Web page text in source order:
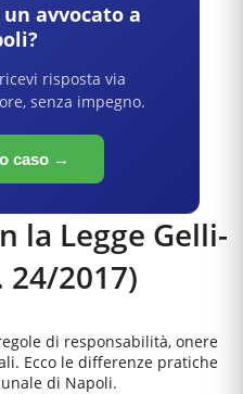
avvocato a
?
risposta via
senza impegno.
caso →
la Legge Gelli-
24/2017)
di responsabilità, onere
Ecco le differenze pratiche
di Napoli.